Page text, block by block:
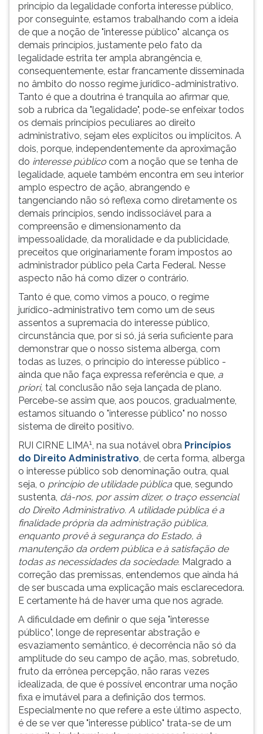
princípio da legalidade conforta interesse público,
por conseguinte, estamos trabalhando com a ideia
de que a noção de "interesse público" alcança os
demais princípios, justamente pelo fato da
legalidade estrita ter ampla abrangência e,
consequentemente, estar francamente disseminada
no âmbito do nosso regime jurídico-administrativo.
Tanto é que a doutrina é tranquila ao afirmar que,
sob a rubrica da "legalidade", pode-se enfeixar todos
os demais princípios peculiares ao direito
administrativo, sejam eles explícitos ou implícitos. A
dois, porque, independentemente da aproximação
do interesse público com a noção que se tenha de
legalidade, aquele também encontra em seu interior
amplo espectro de ação, abrangendo e
tangenciando não só reflexa como diretamente os
demais princípios, sendo indissociável para a
compreensão e dimensionamento da
impessoalidade, da moralidade e da publicidade,
preceitos que originariamente foram impostos ao
administrador público pela Carta Federal. Nesse
aspecto não há como dizer o contrário.
Tanto é que, como vimos a pouco, o regime
jurídico-administrativo tem como um de seus
assentos a supremacia do interesse público,
circunstância que, por si só, já seria suficiente para
demonstrar que o nosso sistema alberga, com
todas as luzes, o princípio do interesse público -
ainda que não faça expressa referência e que, a
priori, tal conclusão não seja lançada de plano.
Percebe-se assim que, aos poucos, gradualmente,
estamos situando o "interesse público" no nosso
sistema de direito positivo.
RUI CIRNE LIMA1, na sua notável obra Princípios
do Direito Administrativo, de certa forma, alberga
o interesse público sob denominação outra, qual
seja, o princípio de utilidade pública que, segundo
sustenta, dá-nos, por assim dizer, o traço essencial
do Direito Administrativo. A utilidade pública é a
finalidade própria da administração pública,
enquanto provê à segurança do Estado, à
manutenção da ordem pública e à satisfação de
todas as necessidades da sociedade. Malgrado a
correção das premissas, entendemos que ainda há
de ser buscada uma explicação mais esclarecedora.
E certamente há de haver uma que nos agrade.
A dificuldade em definir o que seja "interesse
público", longe de representar abstração e
esvaziamento semântico, é decorrência não só da
amplitude do seu campo de ação, mas, sobretudo,
fruto da errônea percepção, não raras vezes
idealizada, de que é possível encontrar uma noção
fixa e imutável para a definição dos termos.
Especialmente no que refere a este último aspecto,
é de se ver que "interesse público" trata-se de um